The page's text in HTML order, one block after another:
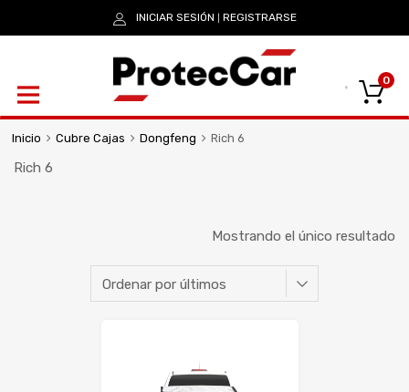
INICIAR SESIÓN REGISTRARSE
0
Inicio Cubre Cajas Dongfeng Rich 6
Rich 6
Mostrando el único resultado